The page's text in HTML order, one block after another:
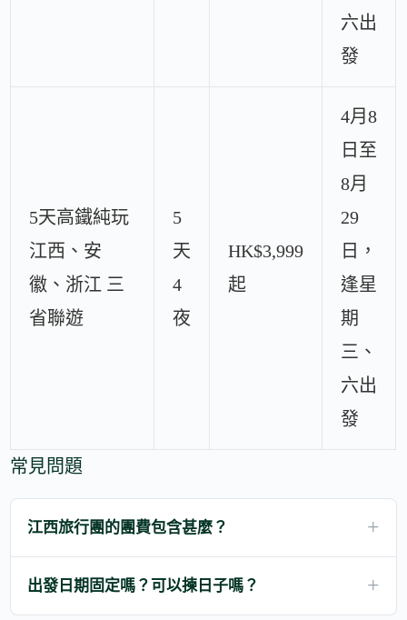
六出
發
5天高鐵純玩
江西、安
徽、浙江 三
省聯遊
5
天
4
夜
HK$3,999
起
4月8
日至
8月
29
日，
逢星
期
三、
六出
發
常見問題
江西旅行團的團費包含甚麼？
出發日期固定嗎？可以揀日子嗎？